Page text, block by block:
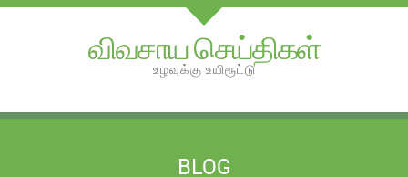
விவசாய செய்திகள்
உழவுக்கு உயிரூட்டு
BLOG